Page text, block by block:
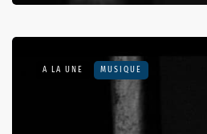
A LA UNE MUSIQUE